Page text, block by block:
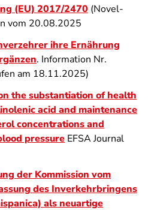
(EU) 2017/2470 (Novel-
vom 20.08.2025
ihre Ernährung
. Information Nr.
am 18.11.2025)
the substantiation of health
acid and maintenance
concentrations and
pressure EFSA Journal
der Kommission vom
des Inverkehrbringens
als neuartige